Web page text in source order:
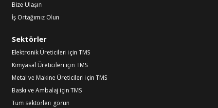
Bize Ulaşın
İş Ortağımız Olun
Sektörler
Elektronik Üreticileri için TMS
Kimyasal Üreticileri için TMS
Metal ve Makine Üreticileri için TMS
Baskı ve Ambalaj için TMS
Tüm sektörleri görün